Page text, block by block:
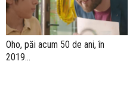
Oho, păi acum 50 de ani, în
2019...